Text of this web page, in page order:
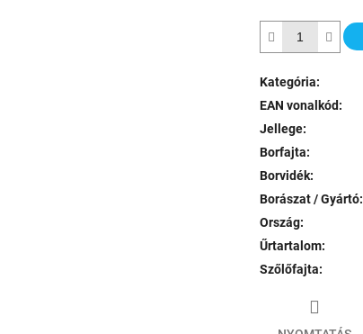
Kategória:
EAN vonalkód:
Jellege:
Borfajta:
Borvidék:
Borászat / Gyártó:
Ország:
Űrtartalom:
Szőlőfajta: